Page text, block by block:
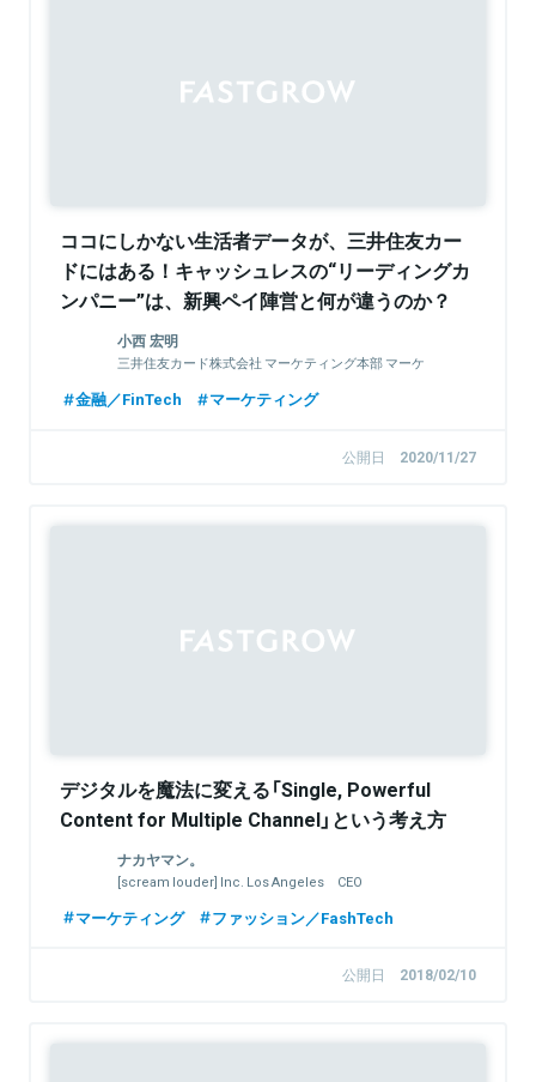
ココにしかない生活者データが、三井住友カー
ドにはある！キャッシュレスの“リーディングカ
ンパニー”は、新興ペイ陣営と何が違うのか？
小西 宏明
三井住友カード株式会社 マーケティング本部 マーケ
金融／FinTech マーケティング
公開日 2020/11/27
デジタルを魔法に変える「Single, Powerful
Content for Multiple Channel」という考え方
ナカヤマン。
[scream louder] Inc. Los Angeles CEO
マーケティング ファッション／FashTech
公開日 2018/02/10